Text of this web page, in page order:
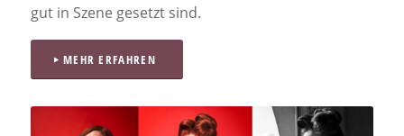
gut in Szene gesetzt sind.
MEHR ERFAHREN